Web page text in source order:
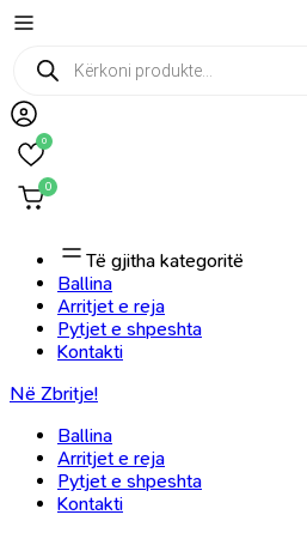
Products
search
0
0
Të gjitha kategoritë
Ballina
Arritjet e reja
Pytjet e shpeshta
Kontakti
Në Zbritje!
Ballina
Arritjet e reja
Pytjet e shpeshta
Kontakti